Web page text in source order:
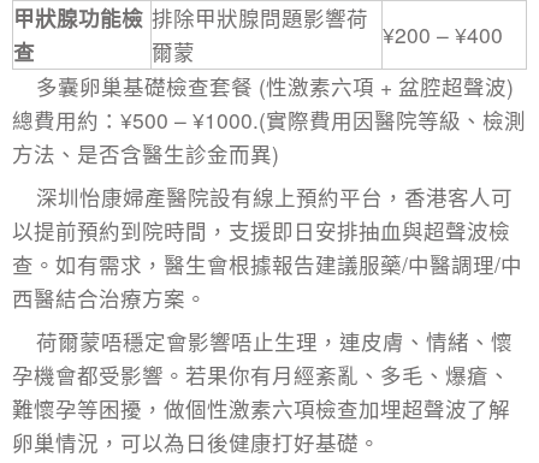
甲狀腺功能檢
查
排除甲狀腺問題影響荷
爾蒙
¥200 – ¥400
多囊卵巢基礎檢查套餐 (性激素六項 + 盆腔超聲波)
總費用約：¥500 – ¥1000.(實際費用因醫院等級、檢測
方法、是否含醫生診金而異)
深圳怡康婦產醫院設有線上預約平台，香港客人可
以提前預約到院時間，支援即日安排抽血與超聲波檢
查。如有需求，醫生會根據報告建議服藥/中醫調理/中
西醫結合治療方案。
荷爾蒙唔穩定會影響唔止生理，連皮膚、情緒、懷
孕機會都受影響。若果你有月經紊亂、多毛、爆瘡、
難懷孕等困擾，做個性激素六項檢查加埋超聲波了解
卵巢情況，可以為日後健康打好基礎。